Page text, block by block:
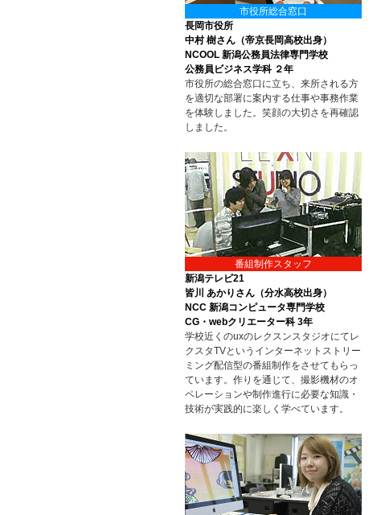
市役所総合窓口
長岡市役所
中村 樹さん（帝京長岡高校出身）
NCOOL 新潟公務員法律専門学校
公務員ビジネス学科 ２年
市役所の総合窓口に立ち、来所される方
を適切な部署に案内する仕事や事務作業
を体験しました。笑顔の大切さを再確認
しました。
番組制作スタッフ
新潟テレビ21
皆川 あかりさん（分水高校出身）
NCC 新潟コンピュータ専門学校
CG・webクリエーター科 3年
学校近くのuxのレクスンスタジオにてレ
クスタTVというインターネットストリー
ミング配信型の番組制作をさせてもらっ
ています。作りを通じて、撮影機材のオ
ペレーションや制作進行に必要な知識・
技術が実践的に楽しく学べています。